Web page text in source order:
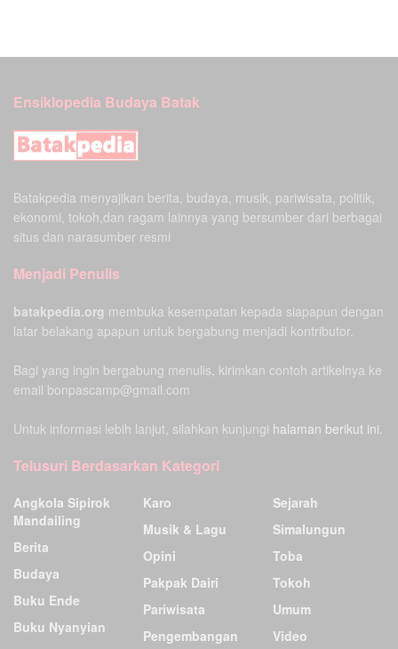
Ensiklopedia Budaya Batak
Batakpedia menyajikan berita, budaya, musik, pariwisata, politik,
ekonomi, tokoh,dan ragam lainnya yang bersumber dari berbagai
situs dan narasumber resmi
Menjadi Penulis
batakpedia.org membuka kesempatan kepada siapapun dengan
latar belakang apapun untuk bergabung menjadi kontributor.
Bagi yang ingin bergabung menulis, kirimkan contoh artikelnya ke
email bonpascamp@gmail.com
Untuk informasi lebih lanjut, silahkan kunjungi halaman berikut ini.
Telusuri Berdasarkan Kategori
Angkola Sipirok
Mandailing
Berita
Budaya
Buku Ende
Buku Nyanyian
Karo
Musik & Lagu
Opini
Pakpak Dairi
Pariwisata
Pengembangan
Sejarah
Simalungun
Toba
Tokoh
Umum
Video